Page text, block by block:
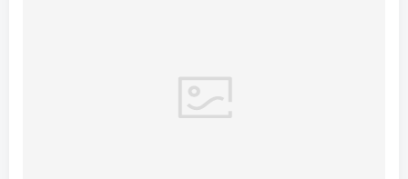
正义和团结精神。它承载着潮汕地区的历史记忆，反映当
地人民在不同历史时期的生活状态、社会风貌和精神追